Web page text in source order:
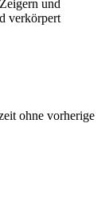
und
verkörpert
ohne vorherige